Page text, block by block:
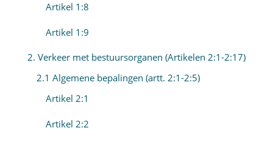
Artikel 1:8
Artikel 1:9
2. Verkeer met bestuursorganen (Artikelen 2:1-2:17)
2.1 Algemene bepalingen (artt. 2:1-2:5)
Artikel 2:1
Artikel 2:2